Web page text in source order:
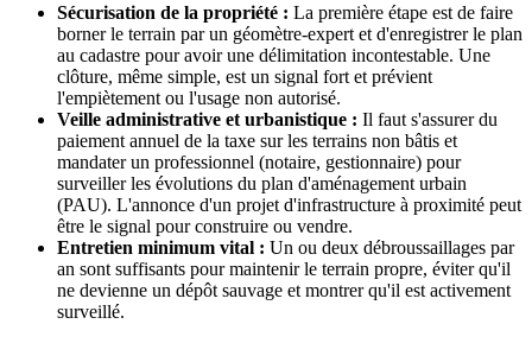
Sécurisation de la propriété : La première étape est de faire
borner le terrain par un géomètre-expert et d'enregistrer le plan
au cadastre pour avoir une délimitation incontestable. Une
clôture, même simple, est un signal fort et prévient
l'empiètement ou l'usage non autorisé.
Veille administrative et urbanistique : Il faut s'assurer du
paiement annuel de la taxe sur les terrains non bâtis et
mandater un professionnel (notaire, gestionnaire) pour
surveiller les évolutions du plan d'aménagement urbain
(PAU). L'annonce d'un projet d'infrastructure à proximité peut
être le signal pour construire ou vendre.
Entretien minimum vital : Un ou deux débroussaillages par
an sont suffisants pour maintenir le terrain propre, éviter qu'il
ne devienne un dépôt sauvage et montrer qu'il est activement
surveillé.